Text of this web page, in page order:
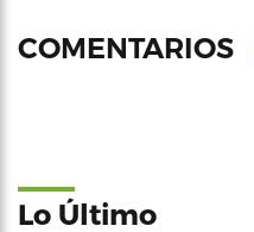
COMENTARIOS
Lo Último